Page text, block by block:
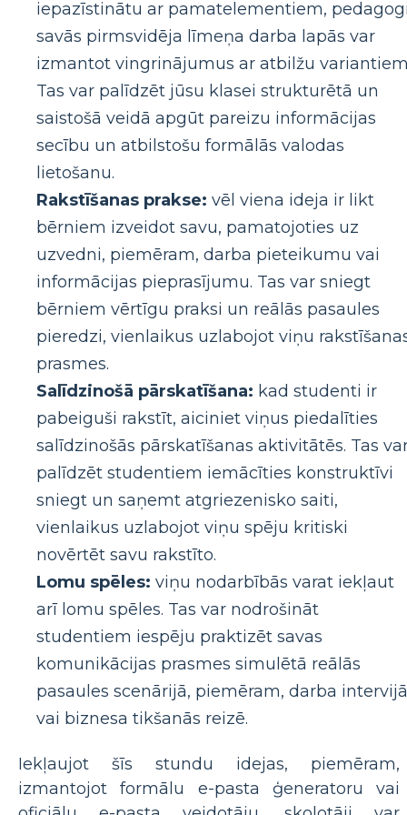
iepazīstinātu ar pamatelementiem,
savās pirmsvidēja līmeņa darba lapās var
izmantot vingrinājumus ar atbilžu
Tas var palīdzēt jūsu klasei strukturētā un
saistošā veidā apgūt pareizu informācijas
secību un atbilstošu formālās valodas
lietošanu.
Rakstīšanas prakse: vēl viena ideja ir likt
bērniem izveidot savu, pamatojoties uz
uzvedni, piemēram, darba pieteikumu vai
informācijas pieprasījumu. Tas var sniegt
bērniem vērtīgu praksi un reālās pasaules
pieredzi, vienlaikus uzlabojot viņu
prasmes.
Salīdzinošā pārskatīšana: kad studenti ir
pabeiguši rakstīt, aiciniet viņus piedalīties
salīdzinošās pārskatīšanas aktivitātēs. Tas
palīdzēt studentiem iemācīties konstruktīvi
sniegt un saņemt atgriezenisko saiti,
vienlaikus uzlabojot viņu spēju kritiski
novērtēt savu rakstīto.
Lomu spēles: viņu nodarbībās varat iekļaut
arī lomu spēles. Tas var nodrošināt
studentiem iespēju praktizēt savas
komunikācijas prasmes simulētā reālās
pasaules scenārijā, piemēram, darba intervijā
vai biznesa tikšanās reizē.
Iekļaujot šīs stundu idejas, piemēram,
izmantojot formālu e-pasta ģeneratoru vai